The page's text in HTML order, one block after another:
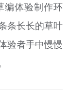
编体验制作环
条长长的草叶
验者手中慢慢